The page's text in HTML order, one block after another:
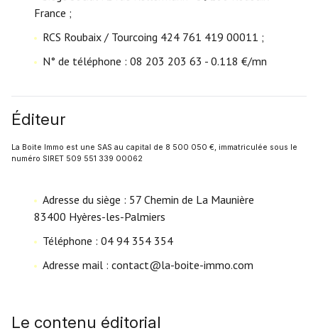
France ;
RCS Roubaix / Tourcoing 424 761 419 00011 ;
N° de téléphone : 08 203 203 63 - 0.118 €/mn
Éditeur
La Boite Immo est une SAS au capital de 8 500 050 €, immatriculée sous le
numéro SIRET 509 551 339 00062
Adresse du siège : 57 Chemin de La Maunière
83400 Hyères-les-Palmiers
Téléphone : 04 94 354 354
Adresse mail : contact@la-boite-immo.com
Le contenu éditorial